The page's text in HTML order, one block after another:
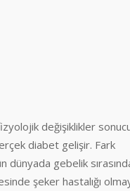
değişiklikler
diabet gelişir. Fark
gebelik
şeker hastalığı